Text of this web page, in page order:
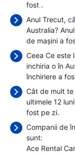
fost .
Anul Trecut,
Australia?
de mașini a
Ceea Ce este
inchiria o în
închiriere a
Cât de mult te
ultimele 12
fost pe zi.
Companii de
sunt:
Ace Rental